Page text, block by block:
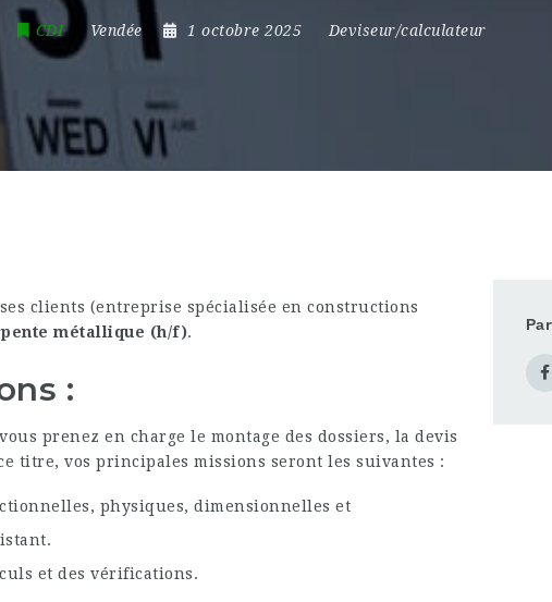
CDI Vendée 1 octobre 2025 Deviseur/calculateur
clients (entreprise spécialisée en constructions
métallique (h/f).
:
prenez en charge le montage des dossiers, la devis
titre, vos principales missions seront les suivantes :
physiques, dimensionnelles et
et des vérifications.